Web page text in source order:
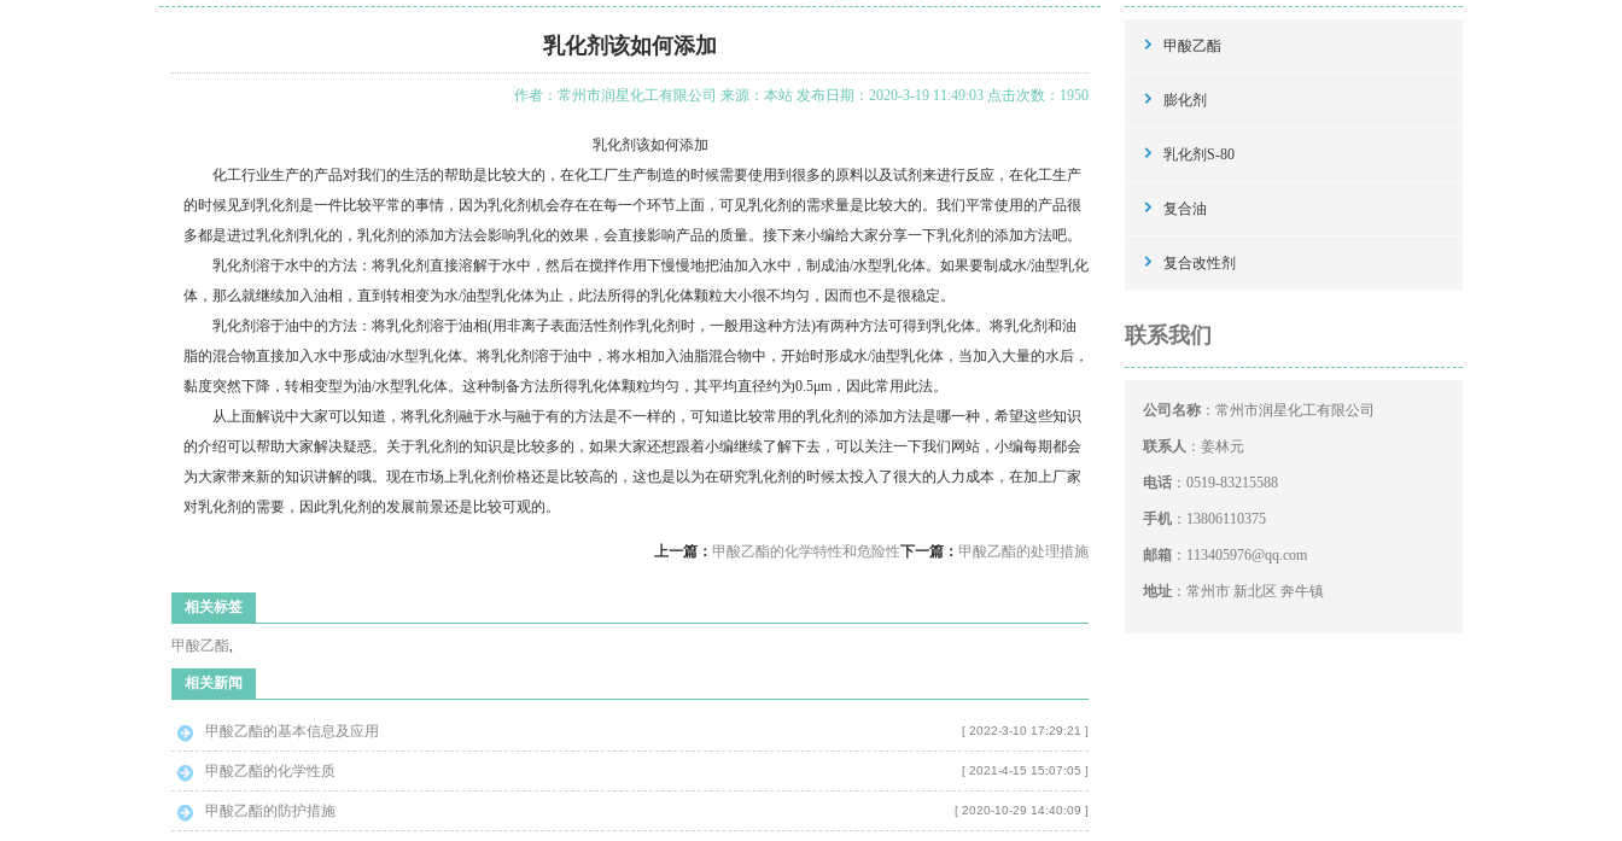
乳化剂该如何添加
作者：常州市润星化工有限公司 来源：本站 发布日期：2020-3-19 11:49:03 点击次数：1950
乳化剂该如何添加
化工行业生产的产品对我们的生活的帮助是比较大的，在化工厂生产制造的时候需要使用到很多的原料以及试剂来进行反应，在化工生产
的时候见到乳化剂是一件比较平常的事情，因为乳化剂机会存在在每一个环节上面，可见乳化剂的需求量是比较大的。我们平常使用的产品很
多都是进过乳化剂乳化的，乳化剂的添加方法会影响乳化的效果，会直接影响产品的质量。接下来小编给大家分享一下乳化剂的添加方法吧。
乳化剂溶于水中的方法：将乳化剂直接溶解于水中，然后在搅拌作用下慢慢地把油加入水中，制成油/水型乳化体。如果要制成水/油型乳化
体，那么就继续加入油相，直到转相变为水/油型乳化体为止，此法所得的乳化体颗粒大小很不均匀，因而也不是很稳定。
乳化剂溶于油中的方法：将乳化剂溶于油相(用非离子表面活性剂作乳化剂时，一般用这种方法)有两种方法可得到乳化体。将乳化剂和油
脂的混合物直接加入水中形成油/水型乳化体。将乳化剂溶于油中，将水相加入油脂混合物中，开始时形成水/油型乳化体，当加入大量的水后，
黏度突然下降，转相变型为油/水型乳化体。这种制备方法所得乳化体颗粒均匀，其平均直径约为0.5μm，因此常用此法。
从上面解说中大家可以知道，将乳化剂融于水与融于有的方法是不一样的，可知道比较常用的乳化剂的添加方法是哪一种，希望这些知识
的介绍可以帮助大家解决疑惑。关于乳化剂的知识是比较多的，如果大家还想跟着小编继续了解下去，可以关注一下我们网站，小编每期都会
为大家带来新的知识讲解的哦。现在市场上乳化剂价格还是比较高的，这也是以为在研究乳化剂的时候太投入了很大的人力成本，在加上厂家
对乳化剂的需要，因此乳化剂的发展前景还是比较可观的。
上一篇： 甲酸乙酯的化学特性和危险性下一篇： 甲酸乙酯的处理措施
相关标签
甲酸乙酯,
相关新闻
甲酸乙酯的基本信息及应用 [ 2022-3-10 17:29:21 ]
甲酸乙酯的化学性质 [ 2021-4-15 15:07:05 ]
甲酸乙酯的防护措施 [ 2020-10-29 14:40:09 ]
甲酸乙酯
膨化剂
乳化剂S-80
复合油
复合改性剂
联系我们
公司名称 ：常州市润星化工有限公司
联系人 ：姜林元
电话 ：0519-83215588
手机 ：13806110375
邮箱 ：113405976@qq.com
地址 ：常州市 新北区 奔牛镇